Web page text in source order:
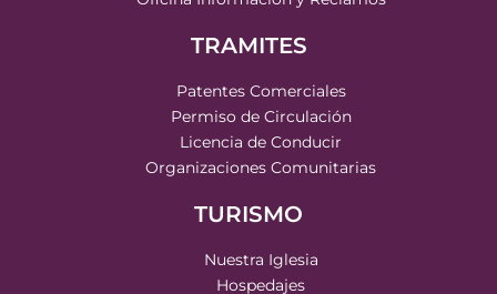
TRAMITES
Patentes Comerciales
Permiso de Circulación
Licencia de Conducir
Organizaciones Comunitarias
TURISMO
Nuestra Iglesia
Hospedajes